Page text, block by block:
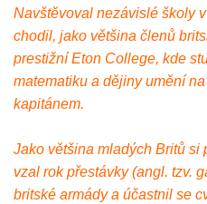
Navštěvoval nezávislé školy
chodil, jako většina členů
prestižní Eton College, kde
matematiku a dějiny umění
kapitánem.
Jako většina mladých Britů si
vzal rok přestávky (angl. tzv.
britské armády a účastnil se